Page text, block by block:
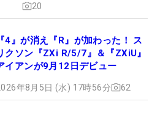
20
『4』が消え『R』が加わった！ ス
クソン『ZXi R/5/7』＆『ZXiU』
イアンが9月12日デビュー
年8月5日 (水) 17時56分 62